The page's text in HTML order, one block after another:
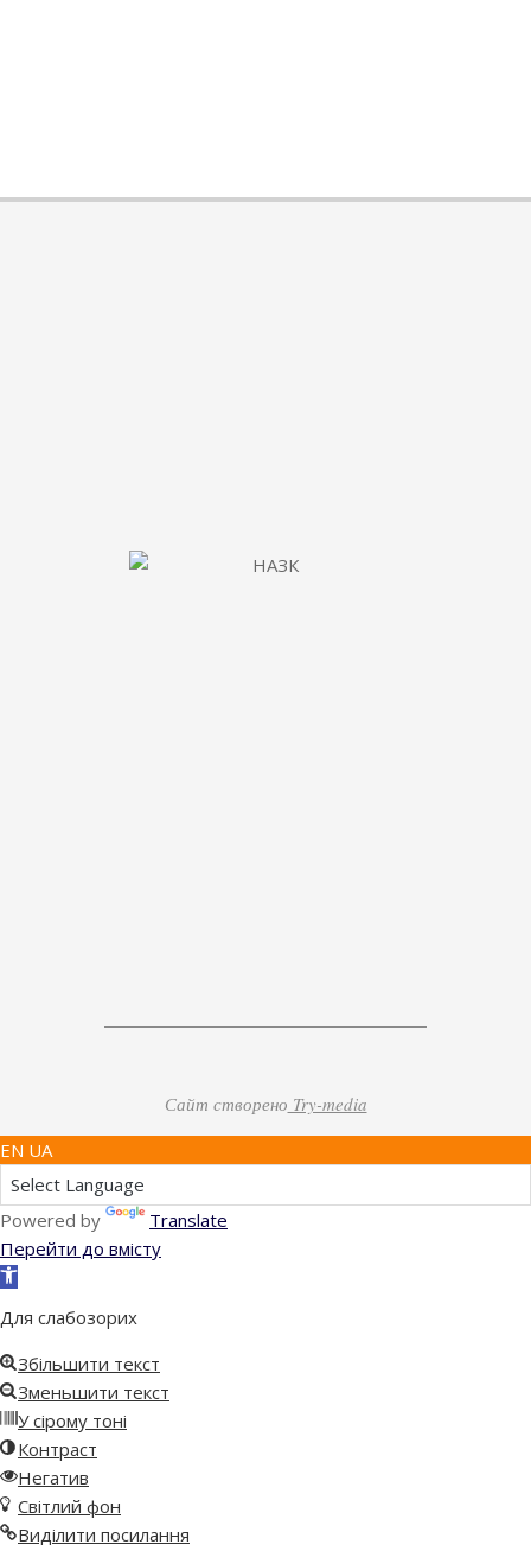
Сайт створено Try-media
EN UA
Powered by
Translate
Перейти до вмісту
Відкрити
інструментів
Для слабозорих
Збільшити текст
Зменьшити текст
У сірому тоні
Контраст
Негатив
Світлий фон
Виділити посилання